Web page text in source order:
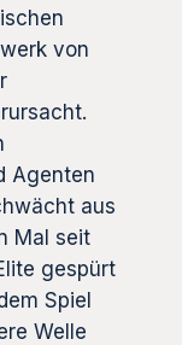
von
Agenten
aus
Mal seit
gespürt
Spiel
Welle